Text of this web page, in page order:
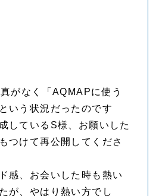
がなく「AQMAPに使う
いう状況だったのです
しているS様、お願いした
つけて再公開してくださ
感、お会いした時も熱い
が、やはり熱い方でし